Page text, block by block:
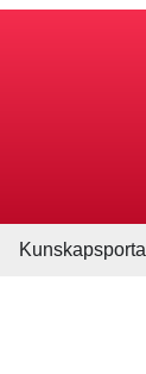
Kunskapsportal